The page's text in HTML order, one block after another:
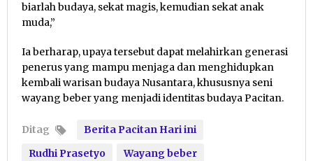
biarlah budaya, sekat magis, kemudian sekat anak
muda,”
Ia berharap, upaya tersebut dapat melahirkan generasi
penerus yang mampu menjaga dan menghidupkan
kembali warisan budaya Nusantara, khususnya seni
wayang beber yang menjadi identitas budaya Pacitan.
Ditag
Berita Pacitan Hari ini
Rudhi Prasetyo
Wayang beber